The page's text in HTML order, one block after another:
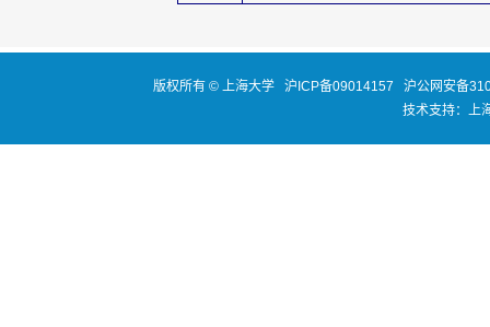
版权所有 © 上海大学 沪ICP备09014157
沪公网安备
技术支持： 上